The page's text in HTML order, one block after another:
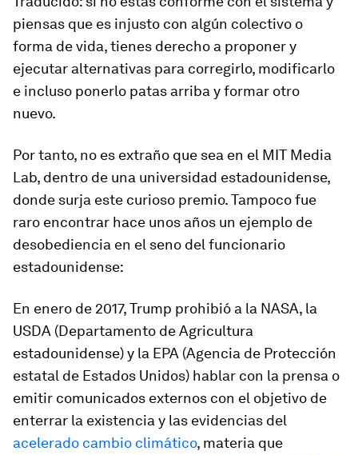
piensas que es injusto con algún colectivo o
forma de vida, tienes derecho a proponer y
ejecutar alternativas para corregirlo, modificarlo
e incluso ponerlo patas arriba y formar otro
nuevo.
Por tanto, no es extraño que sea en el MIT Media
Lab, dentro de una universidad estadounidense,
donde surja este curioso premio. Tampoco fue
raro encontrar hace unos años un ejemplo de
desobediencia en el seno del funcionario
estadounidense:
En enero de 2017, Trump prohibió a la NASA, la
USDA (Departamento de Agricultura
estadounidense) y la EPA (Agencia de Protección
estatal de Estados Unidos) hablar con la prensa o
emitir comunicados externos con el objetivo de
enterrar la existencia y las evidencias del
acelerado cambio climático, materia que